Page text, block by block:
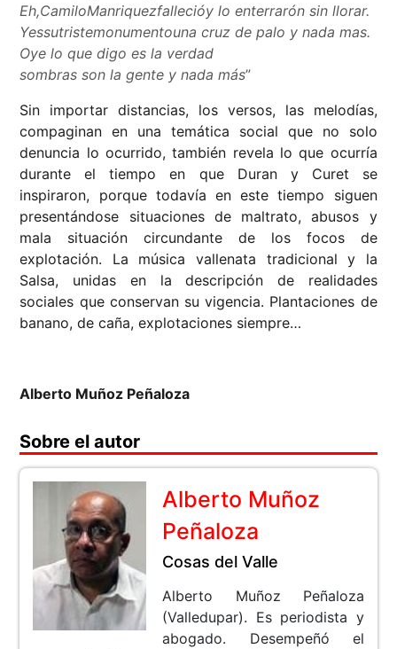
Eh,CamiloManriquezfallecióy lo enterrarón sin llorar.
Yessutristemonumentouna cruz de palo y nada mas.
Oye lo que digo es la verdad
sombras son la gente y nada más”
Sin importar distancias, los versos, las melodías,
compaginan en una temática social que no solo
denuncia lo ocurrido, también revela lo que ocurría
durante el tiempo en que Duran y Curet se
inspiraron, porque todavía en este tiempo siguen
presentándose situaciones de maltrato, abusos y
mala situación circundante de los focos de
explotación. La música vallenata tradicional y la
Salsa, unidas en la descripción de realidades
sociales que conservan su vigencia. Plantaciones de
banano, de caña, explotaciones siempre…
Alberto Muñoz Peñaloza
Sobre el autor
Alberto Muñoz
Peñaloza
Cosas del Valle
Alberto Muñoz Peñaloza
(Valledupar). Es periodista y
abogado. Desempeñó el